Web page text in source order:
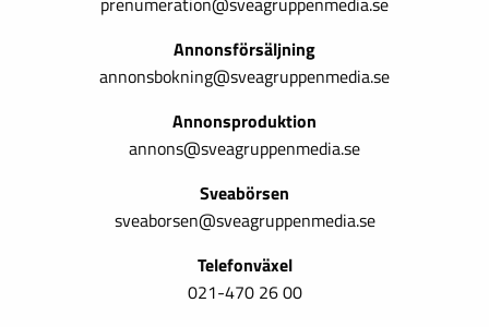
Annonsförsäljning
annonsbokning@sveagruppenmedia.se
Annonsproduktion
annons@sveagruppenmedia.se
Sveabörsen
sveaborsen@sveagruppenmedia.se
Telefonväxel
021-470 26 00